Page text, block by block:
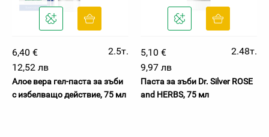
6,40 €
2.5т.
12,52 лв
Алое вера гел-паста за зъби
с избелващо действие, 75 мл
5,10 €
2.48т.
9,97 лв
Паста за зъби Dr. Silver ROSE
and HERBS, 75 мл